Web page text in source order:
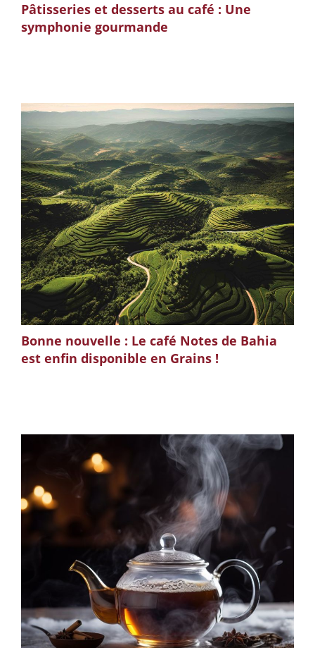
Pâtisseries et desserts au café : Une
symphonie gourmande
Bonne nouvelle : Le café Notes de Bahia
est enfin disponible en Grains !